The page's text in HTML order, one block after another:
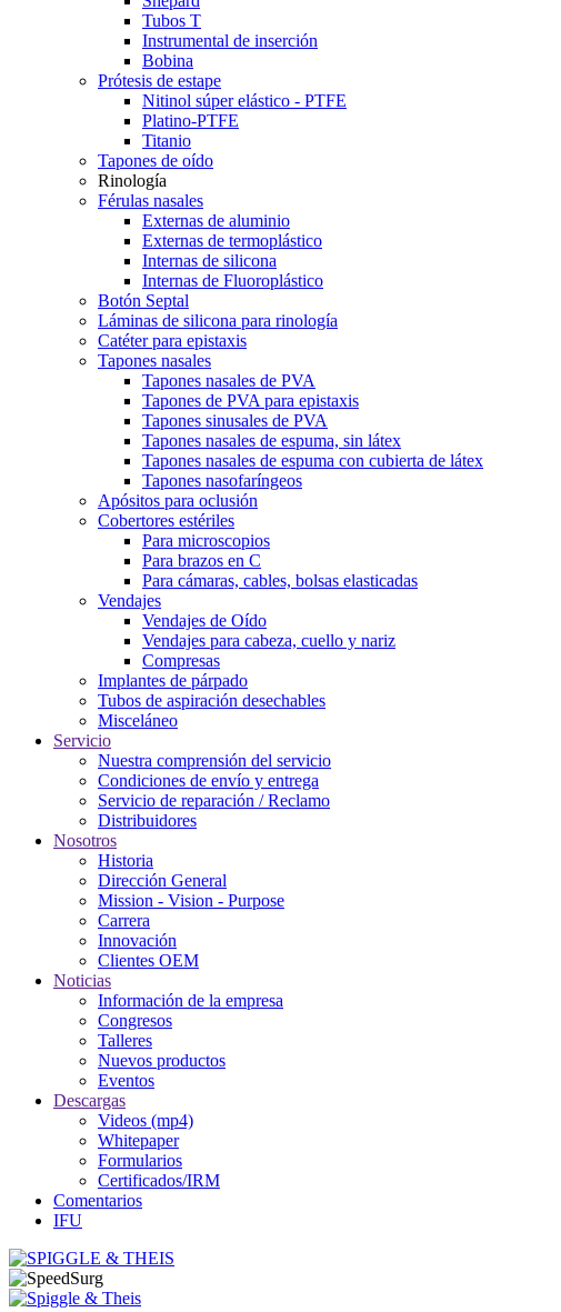
Tubos T
Instrumental de inserción
Bobina
Prótesis de estape
Nitinol súper elástico - PTFE
Platino-PTFE
Titanio
Tapones de oído
Rinología
Férulas nasales
Externas de aluminio
Externas de termoplástico
Internas de silicona
Internas de Fluoroplástico
Botón Septal
Láminas de silicona para rinología
Catéter para epistaxis
Tapones nasales
Tapones nasales de PVA
Tapones de PVA para epistaxis
Tapones sinusales de PVA
Tapones nasales de espuma, sin látex
Tapones nasales de espuma con cubierta de látex
Tapones nasofaríngeos
Apósitos para oclusión
Cobertores estériles
Para microscopios
Para brazos en C
Para cámaras, cables, bolsas elasticadas
Vendajes
Vendajes de Oído
Vendajes para cabeza, cuello y nariz
Compresas
Implantes de párpado
Tubos de aspiración desechables
Misceláneo
Servicio
Nuestra comprensión del servicio
Condiciones de envío y entrega
Servicio de reparación / Reclamo
Distribuidores
Nosotros
Historia
Dirección General
Mission - Vision - Purpose
Carrera
Innovación
Clientes OEM
Noticias
Información de la empresa
Congresos
Talleres
Nuevos productos
Eventos
Descargas
Videos (mp4)
Whitepaper
Formularios
Certificados/IRM
Comentarios
IFU